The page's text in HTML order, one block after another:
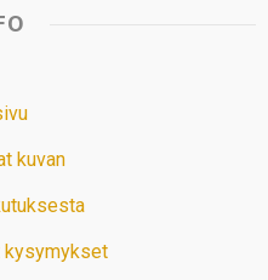
kuvan
kysymykset